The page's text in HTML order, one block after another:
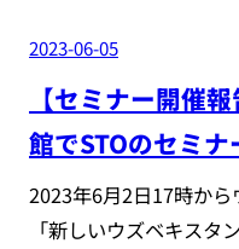
2023-06-05
【セミナー開催
館でSTOのセミナ
2023年6月2日17時から
「新しいウズベキスタ